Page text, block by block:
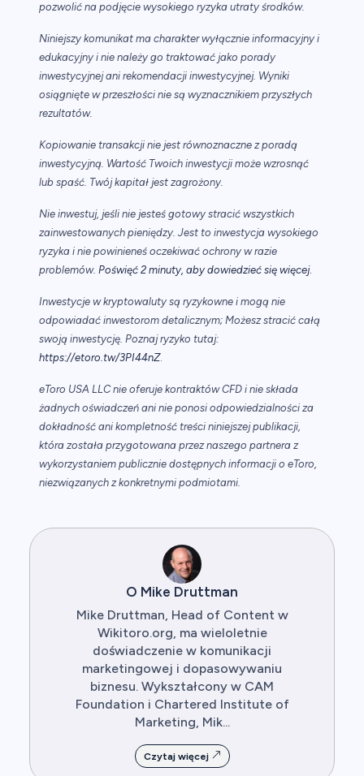
pozwolić na podjęcie wysokiego ryzyka utraty środków.
Niniejszy komunikat ma charakter wyłącznie informacyjny i
edukacyjny i nie należy go traktować jako porady
inwestycyjnej ani rekomendacji inwestycyjnej. Wyniki
osiągnięte w przeszłości nie są wyznacznikiem przyszłych
rezultatów.
Kopiowanie transakcji nie jest równoznaczne z poradą
inwestycyjną. Wartość Twoich inwestycji może wzrosnąć
lub spaść. Twój kapitał jest zagrożony.
Nie inwestuj, jeśli nie jesteś gotowy stracić wszystkich
zainwestowanych pieniędzy. Jest to inwestycja wysokiego
ryzyka i nie powinieneś oczekiwać ochrony w razie
problemów. Poświęć 2 minuty, aby dowiedzieć się więcej.
Inwestycje w kryptowaluty są ryzykowne i mogą nie
odpowiadać inwestorom detalicznym; Możesz stracić całą
swoją inwestycję. Poznaj ryzyko tutaj:
https://etoro.tw/3PI44nZ.
eToro USA LLC nie oferuje kontraktów CFD i nie składa
żadnych oświadczeń ani nie ponosi odpowiedzialności za
dokładność ani kompletność treści niniejszej publikacji,
która została przygotowana przez naszego partnera z
wykorzystaniem publicznie dostępnych informacji o eToro,
niezwiązanych z konkretnymi podmiotami.
O Mike Druttman
Mike Druttman, Head of Content w
Wikitoro.org, ma wieloletnie
doświadczenie w komunikacji
marketingowej i dopasowywaniu
biznesu. Wykształcony w CAM
Foundation i Chartered Institute of
Marketing, Mik...
Czytaj więcej